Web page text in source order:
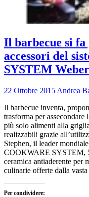
Il barbecue si
accessori del
SYSTEM
22 Ottobre 2015 Andrea
Il barbecue inventa,
trasforma per
più solo alimenti alla
realizzabili grazie
Stephen, il leader
COOKWARE SYSTEM,
ceramica antiaderente per
culinarie offerte dalla
Per condividere: